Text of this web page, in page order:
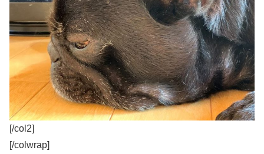
[/col2]
[/colwrap]